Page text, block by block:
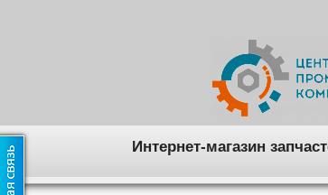
Интернет-магазин